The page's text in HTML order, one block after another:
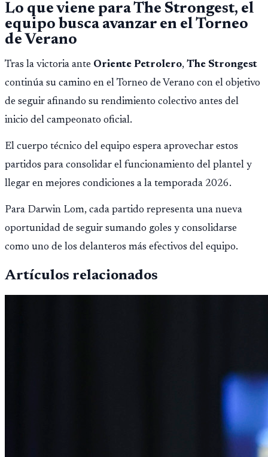
Lo que viene para The Strongest, el
equipo busca avanzar en el Torneo
de Verano
Tras la victoria ante Oriente Petrolero, The Strongest
continúa su camino en el Torneo de Verano con el objetivo
de seguir afinando su rendimiento colectivo antes del
inicio del campeonato oficial.
El cuerpo técnico del equipo espera aprovechar estos
partidos para consolidar el funcionamiento del plantel y
llegar en mejores condiciones a la temporada 2026.
Para Darwin Lom, cada partido representa una nueva
oportunidad de seguir sumando goles y consolidarse
como uno de los delanteros más efectivos del equipo.
Artículos relacionados